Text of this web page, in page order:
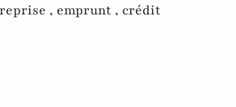
, emprunt , crédit